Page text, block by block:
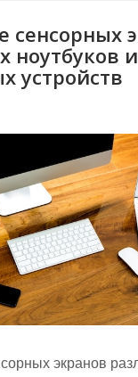
сенсорных
ноутбуков и
устройств
экранов